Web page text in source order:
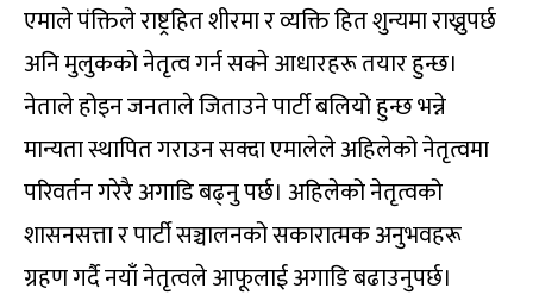
एमाले पंक्तिले राष्ट्रहित शीरमा र व्यक्ति हित शुन्यमा राख्नुपर्छ
अनि मुलुकको नेतृत्व गर्न सक्ने आधारहरू तयार हुन्छ।
नेताले होइन जनताले जिताउने पार्टी बलियो हुन्छ भन्ने
मान्यता स्थापित गराउन सक्दा एमालेले अहिलेको नेतृत्वमा
परिवर्तन गरेरै अगाडि बढ्नु पर्छ। अहिलेको नेतृत्वको
शासनसत्ता र पार्टी सञ्चालनको सकारात्मक अनुभवहरू
ग्रहण गर्दै नयाँ नेतृत्वले आफूलाई अगाडि बढाउनुपर्छ।